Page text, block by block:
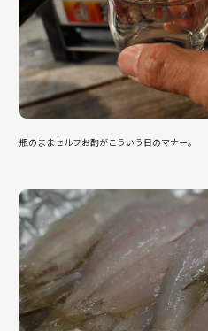
瓶のままセルフお酌がこういう日のマナー。